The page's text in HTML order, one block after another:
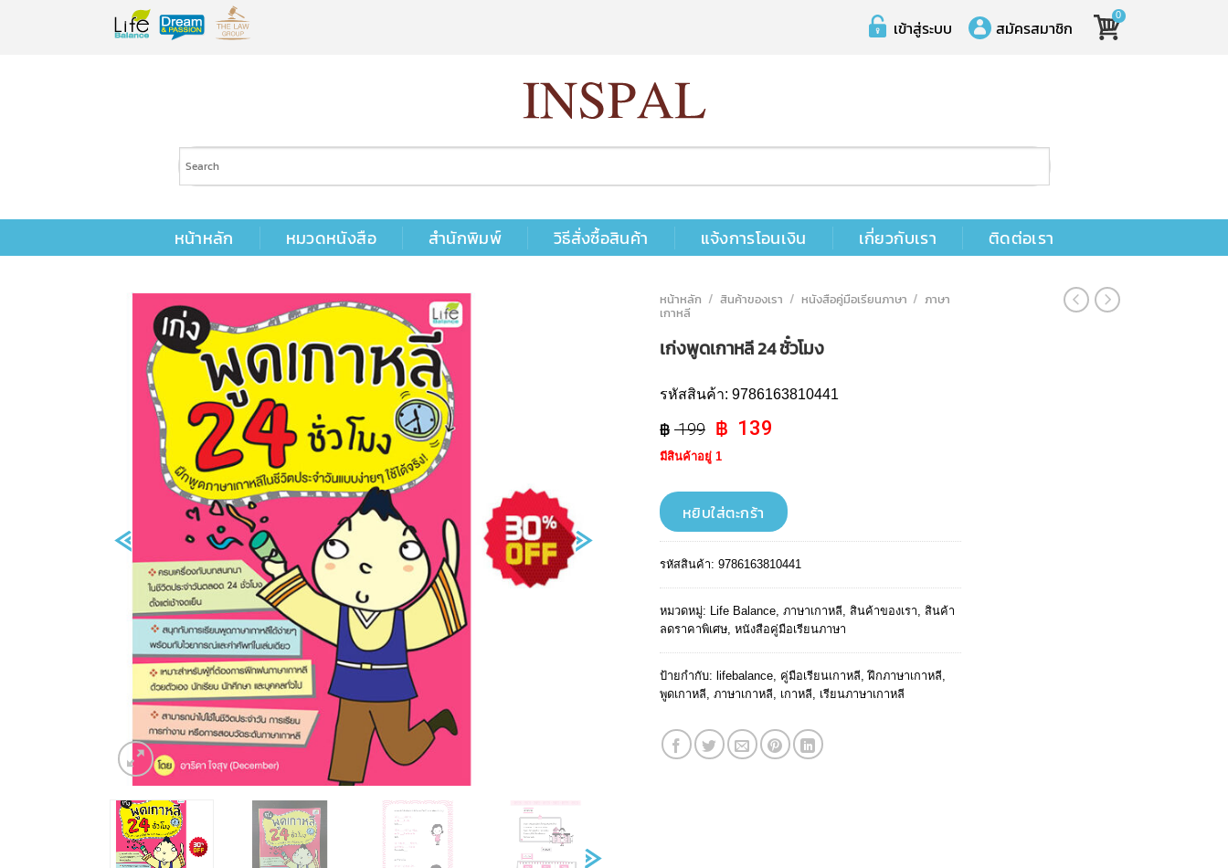
เข้าสู่ระบบ สมัครสมาชิก
0
หน้าหลัก หมวดหนังสือ สำนักพิมพ์ วิธีสั่งซื้อสินค้า แจ้งการโอนเงิน เกี่ยวกับเรา ติดต่อเรา
หน้าหลัก / สินค้าของเรา / หนังสือคู่มือเรียนภาษา / ภาษา
เกาหลี
เก่งพูดเกาหลี 24 ชั๋วโมง
รหัสสินค้า: 9786163810441
199 Original
price
was:
฿ 199.
139
฿ 139.
มีสินค้าอยู่ 1
หยิบใส่ตะกร้า
รหัสสินค้า: 9786163810441
หมวดหมู่: Life Balance, ภาษาเกาหลี, สินค้าของเรา, สินค้า
ลดราคาพิเศษ, หนังสือคู่มือเรียนภาษา
ป้ายกำกับ: lifebalance, คู่มือเรียนเกาหลี,ฝึกภาษาเกาหลี,
พูดเกาหลี, ภาษาเกาหลี, เกาหลี, เรียนภาษาเกาหลี